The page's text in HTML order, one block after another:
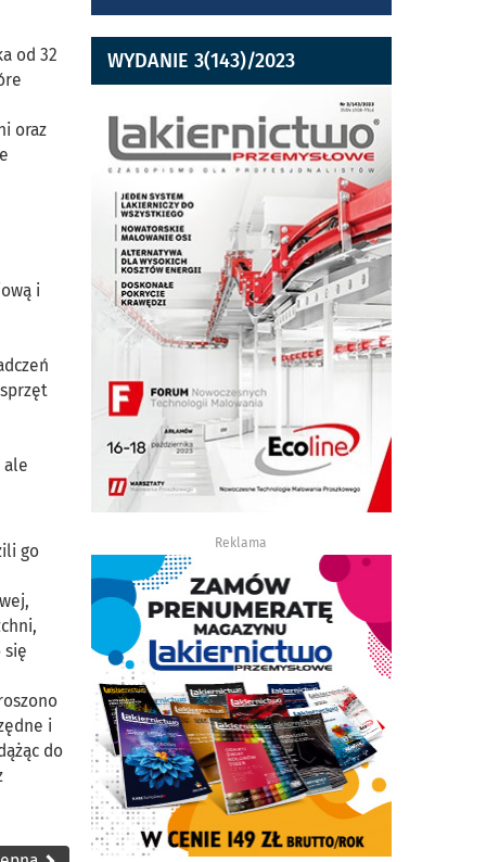
od 32
oraz
i
ale
go
się
i
do
WYDANIE 3(143)/2023
Reklama